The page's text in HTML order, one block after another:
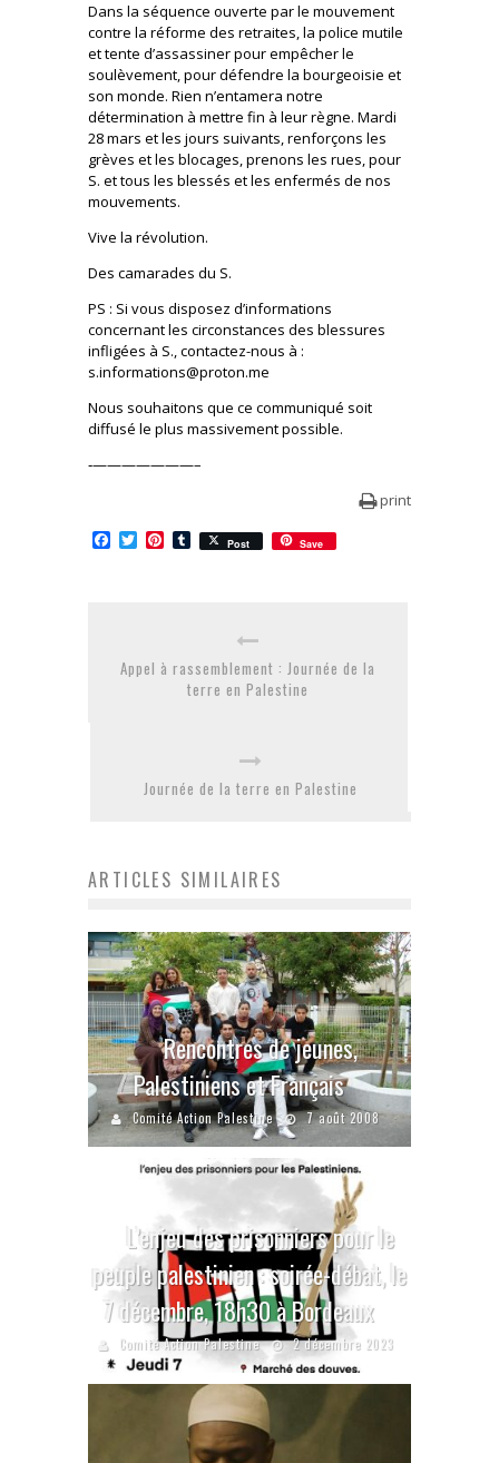
Dans la séquence ouverte par le mouvement
contre la réforme des retraites, la police mutile
et tente d’assassiner pour empêcher le
soulèvement, pour défendre la bourgeoisie et
son monde. Rien n’entamera notre
détermination à mettre fin à leur règne. Mardi
28 mars et les jours suivants, renforçons les
grèves et les blocages, prenons les rues, pour
S. et tous les blessés et les enfermés de nos
mouvements.
Vive la révolution.
Des camarades du S.
PS : Si vous disposez d’informations
concernant les circonstances des blessures
infligées à S., contactez-nous à :
s.informations@proton.me
Nous souhaitons que ce communiqué soit
diffusé le plus massivement possible.
‐———————–
print
Facebook
TwitterPinterest
Tumblr
Post Save
Appel à rassemblement : Journée de la
terre en Palestine
Journée de la terre en Palestine
ARTICLES SIMILAIRES
Rencontres de jeunes,
Palestiniens et Français
Comité Action Palestine 7 août 2008
L’enjeu des prisonniers pour le
peuple palestinien : soirée-débat, le
7 décembre, 18h30 à Bordeaux
Comité Action Palestine 2 décembre 2023